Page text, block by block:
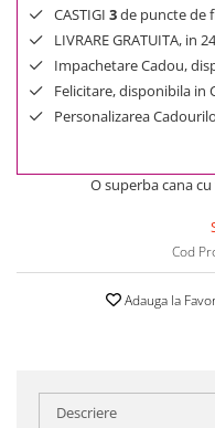
CASTIGI 3de puncte de
LIVRARE GRATUITA, in
Impachetare Cadou,
Felicitare, disponibila in
Personalizarea
O superba cana
Cod
Adauga la
Descriere